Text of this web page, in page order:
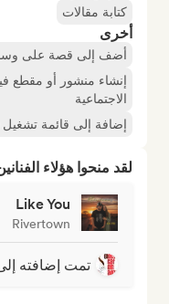
كتابة مقالات
أخرى
أضف إلى قصة على
إنشاء منشور أو مقطع
الاجتماعية
إضافة إلى قائمة
لقد منحوا هؤلاء
Like You
Rivertown
تمت إضافته